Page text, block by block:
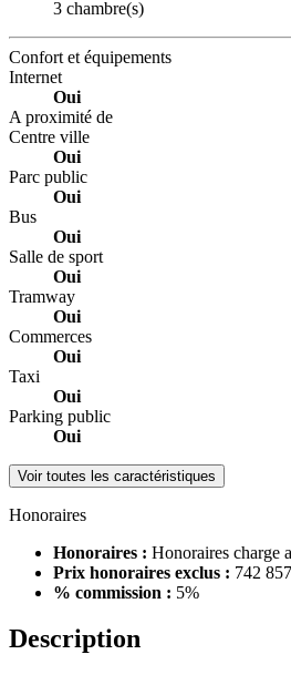
3 chambre(s)
Confort et équipements
Internet
Oui
A proximité de
Centre ville
Oui
Parc public
Oui
Bus
Oui
Salle de sport
Oui
Tramway
Oui
Commerces
Oui
Taxi
Oui
Parking public
Oui
Voir toutes les caractéristiques
Honoraires
Honoraires : Honoraires charge
Prix honoraires exclus : 742
% commission : 5%
Description